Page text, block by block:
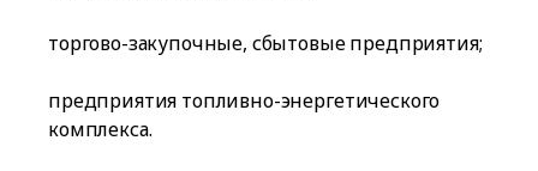
торгово-закупочные, сбытовые предприятия;
предприятия топливно-энергетического
комплекса.